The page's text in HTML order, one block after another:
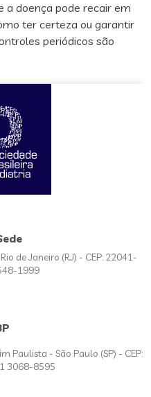
a doença pode recair em
ter certeza ou garantir
periódicos são
de Janeiro (RJ) - CEP: 22041-
1999
Paulista - São Paulo (SP) - CEP:
3068-8595